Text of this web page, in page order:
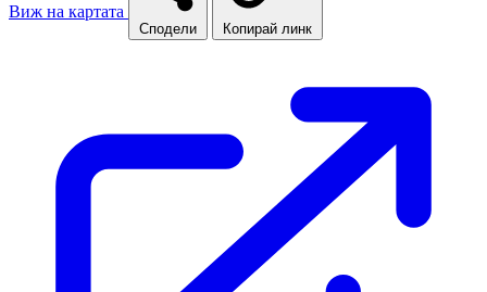
Виж на картата
Сподели Копирай линк